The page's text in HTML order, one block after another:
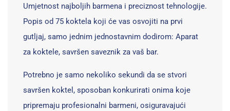
Umjetnost najboljih barmena i preciznost tehnologije.
Popis od 75 koktela koji će vas osvojiti na prvi
gutljaj, samo jednim jednostavnim dodirom: Aparat
za koktele, savršen saveznik za vaš bar.
Potrebno je samo nekoliko sekundi da se stvori
savršen koktel, sposoban konkurirati onima koje
pripremaju profesionalni barmeni, osiguravajući